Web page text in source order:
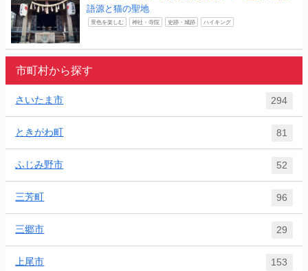
語源と猫の聖地
景色を楽しむ 神社・寺院 史跡・城跡 ハイキング
市町村から探す
さいたま市 294
ときがわ町 81
ふじみ野市 52
三芳町 96
三郷市 29
上尾市 153